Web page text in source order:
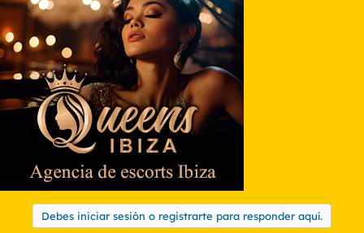
Debes iniciar sesión o registrarte para responder aquí.